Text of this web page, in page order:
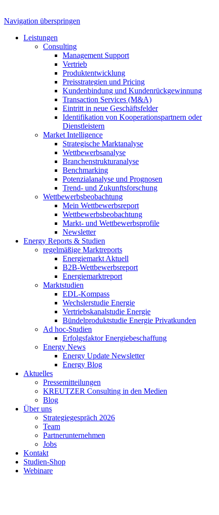
Navigation überspringen
Leistungen
Consulting
Management Support
Vertrieb
Produktentwicklung
Preisstrategien und Pricing
Kundenbindung und Kundenrückgewinnung
Transaction Services (M&A)
Eintritt in neue Geschäftsfelder
Identifikation von Kooperationspartnern oder
Dienstleistern
Market Intelligence
Strategische Marktanalyse
Wettbewerbsanalyse
Branchenstrukturanalyse
Benchmarking
Potenzialanalyse und Prognosen
Trend- und Zukunftsforschung
Wettbewerbs­beobachtung
Mein Wettbewerbsreport
Wettbewerbsbeobachtung
Markt- und Wettbewerbsprofile
Newsletter
Energy Reports & Studien
regelmäßige Marktreports
Energiemarkt Aktuell
B2B-Wettbewerbsreport
Energiemarktreport
Marktstudien
EDL-Kompass
Wechslerstudie Energie
Vertriebskanalstudie Energie
Bündelproduktstudie Energie Privatkunden
Ad hoc-Studien
Erfolgsfaktor Energiebeschaffung
Energy News
Energy Update Newsletter
Energy Blog
Aktuelles
Pressemitteilungen
KREUTZER Consulting in den Medien
Blog
Über uns
Strategiegespräch 2026
Team
Partnerunternehmen
Jobs
Kontakt
Studien-Shop
Webinare